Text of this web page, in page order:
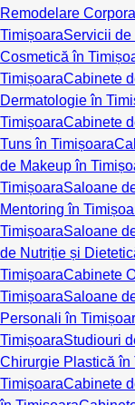
Remodelare
TimișoaraServicii de
Cosmetică în
TimișoaraCabinete
Dermatologie în
TimișoaraCabinete
Tuns în Timișoara
de Makeup în
TimișoaraSaloane
Mentoring în
TimișoaraSaloane
de Nutriție și
TimișoaraCabinete
TimișoaraSaloane
Personali în
TimișoaraStudiouri
Chirurgie Plastică în
TimișoaraCabinete